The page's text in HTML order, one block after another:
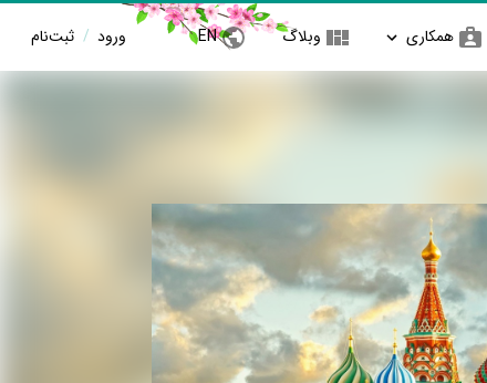
همکاری وبلاگ EN ورود / ثبت‌نام